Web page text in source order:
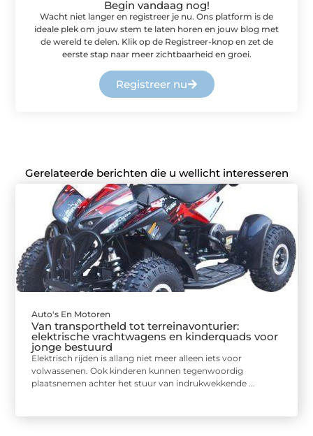
Begin vandaag nog!
Wacht niet langer en registreer je nu. Ons platform is de
ideale plek om jouw stem te laten horen en jouw blog met
de wereld te delen. Klik op de Registreer-knop en zet de
eerste stap naar meer zichtbaarheid en groei.
Registreer nu
Gerelateerde berichten die u wellicht interesseren
Auto's En Motoren
Van transportheld tot terreinavonturier:
elektrische vrachtwagens en kinderquads voor
jonge bestuurd
Elektrisch rijden is allang niet meer alleen iets voor
volwassenen. Ook kinderen kunnen tegenwoordig
plaatsnemen achter het stuur van indrukwekkende ...